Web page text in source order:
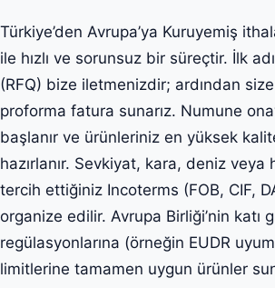
Türkiye’den Avrupa’ya Kuruyemiş
ile hızlı ve sorunsuz bir süreçtir. İlk
(RFQ) bize iletmenizdir; ardından
proforma fatura sunarız. Numune
başlanır ve ürünleriniz en yüksek
hazırlanır. Sevkiyat, kara, deniz veya
tercih ettiğiniz Incoterms (FOB, CIF,
organize edilir. Avrupa Birliği’nin katı
regülasyonlarına (örneğin EUDR
limitlerine tamamen uygun ürünler